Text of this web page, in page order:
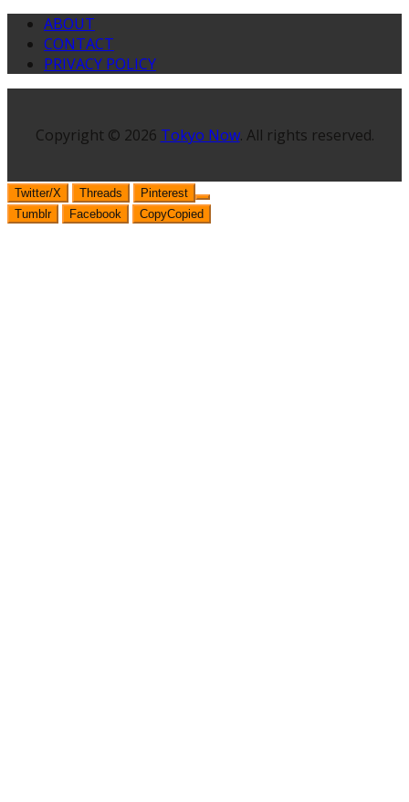
ABOUT
CONTACT
PRIVACY POLICY
Copyright © 2026 Tokyo Now. All rights reserved.
Twitter/X Threads
Pinterest
Tumblr
Facebook CopyCopied